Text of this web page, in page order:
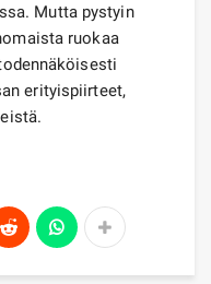
Mutta pystyin
ruokaa
erityispiirteet,